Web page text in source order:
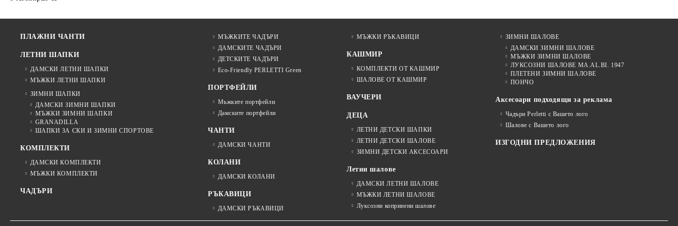
ПЛАЖНИ ЧАНТИ
ЛЕТНИ ШАПКИ
ДАМСКИ ЛЕТНИ ШАПКИ
МЪЖКИ ЛЕТНИ ШАПКИ
ЗИМНИ ШАПКИ
ДАМСКИ ЗИМНИ ШАПКИ
МЪЖКИ ЗИМНИ ШАПКИ
GRANADILLA
ШАПКИ ЗА СКИ И ЗИМНИ СПОРТОВЕ
КОМПЛЕКТИ
ДАМСКИ КОМПЛЕКТИ
МЪЖКИ КОМПЛЕКТИ
ЧАДЪРИ
МЪЖКИТЕ ЧАДЪРИ
ДАМСКИТЕ ЧАДЪРИ
ДЕТСКИТЕ ЧАДЪРИ
Eco-Friendly PERLETTI Green
ПОРТФЕЙЛИ
Мъжките портфейли
Дамските портфейли
ЧАНТИ
ДАМСКИ ЧАНТИ
КОЛАНИ
ДАМСКИ КОЛАНИ
РЪКАВИЦИ
ДАМСКИ РЪКАВИЦИ
МЪЖКИ РЪКАВИЦИ
КАШМИР
КОМПЛЕКТИ ОТ КАШМИР
ШАЛОВЕ ОТ КАШМИР
ВАУЧЕРИ
ДЕЦА
ЛЕТНИ ДЕТСКИ ШАПКИ
ЛЕТНИ ДЕТСКИ ШАЛОВЕ
ЗИМНИ ДЕТСКИ АКСЕСОАРИ
Летни шалове
ДАМСКИ ЛЕТНИ ШАЛОВЕ
МЪЖКИ ЛЕТНИ ШАЛОВЕ
Луксозни копринени шалове
ЗИМНИ ШАЛОВЕ
ДАМСКИ ЗИМНИ ШАЛОВЕ
МЪЖКИ ЗИМНИ ШАЛОВЕ
ЛУКСОЗНИ ШАЛОВЕ MA.AL.BI. 1947
ПЛЕТЕНИ ЗИМНИ ШАЛОВЕ
ПОНЧО
Аксесоари подходящи за реклама
Чадъри Perletti с Вашето лого
Шалове с Вашето лого
ИЗГОДНИ ПРЕДЛОЖЕНИЯ